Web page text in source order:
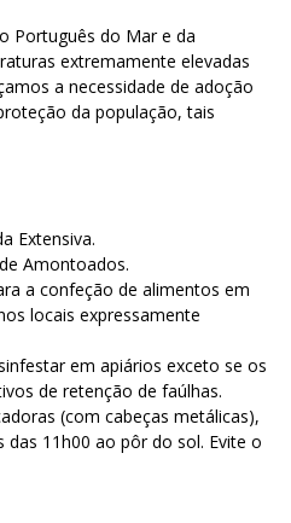
Português do Mar e da
extremamente elevadas
a necessidade de adoção
da população, tais
Extensiva.
Amontoados.
a confeção de alimentos em
locais expressamente
em apiários exceto se os
de retenção de faúlhas.
(com cabeças metálicas),
11h00 ao pôr do sol. Evite o